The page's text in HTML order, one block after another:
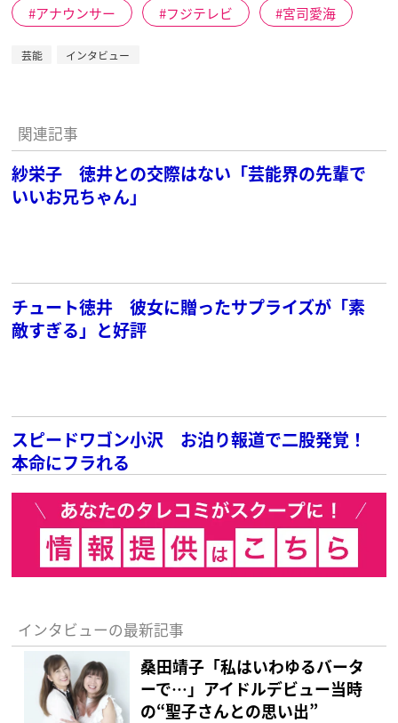
アナウンサー フジテレビ 宮司愛海
芸能 インタビュー
関連記事
紗栄子 徳井との交際はない「芸能界の先輩で
いいお兄ちゃん」
チュート徳井 彼女に贈ったサプライズが「素
敵すぎる」と好評
スピードワゴン小沢 お泊り報道で二股発覚！
本命にフラれる
インタビューの最新記事
桑田靖子「私はいわゆるバータ
ーで…」アイドルデビュー当時
の“聖子さんとの思い出”